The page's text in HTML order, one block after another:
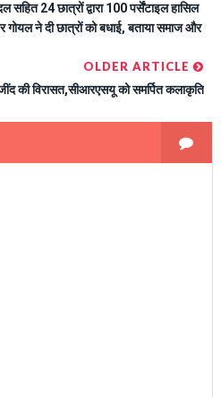
24 छात्रों द्वारा 100 पर्सेंटाइल हासिल
ने दी छात्रों को बधाई, बताया समाज और
OLDER ARTICLE
की विरासत,सीआरएसयू को समर्पित कलाकृति